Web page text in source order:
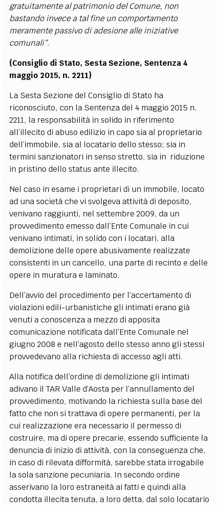
gratuitamente al patrimonio del Comune, non
bastando invece a tal fine un comportamento
meramente passivo di adesione alle iniziative
comunali”.
(Consiglio di Stato, Sesta Sezione, Sentenza 4
maggio 2015, n. 2211)
La Sesta Sezione del Consiglio di Stato ha
riconosciuto, con la Sentenza del 4 maggio 2015 n.
2211, la responsabilità in solido in riferimento
all’illecito di abuso edilizio in capo sia al proprietario
dell’immobile, sia al locatario dello stesso; sia in
termini sanzionatori in senso stretto, sia in riduzione
in pristino dello status ante illecito.
Nel caso in esame i proprietari di un immobile, locato
ad una società che vi svolgeva attività di deposito,
venivano raggiunti, nel settembre 2009, da un
provvedimento emesso dall’Ente Comunale in cui
venivano intimati, in solido con i locatari, alla
demolizione delle opere abusivamente realizzate
consistenti in un cancello, una parte di recinto e delle
opere in muratura e laminato.
Dell’avvio del procedimento per l’accertamento di
violazioni edili-urbanistiche gli intimati erano già
venuti a conoscenza a mezzo di apposita
comunicazione notificata dall’Ente Comunale nel
giugno 2008 e nell’agosto dello stesso anno gli stessi
provvedevano alla richiesta di accesso agli atti.
Alla notifica dell’ordine di demolizione gli intimati
adivano il TAR Valle d’Aosta per l’annullamento del
provvedimento, motivando la richiesta sulla base del
fatto che non si trattava di opere permanenti, per la
cui realizzazione era necessario il permesso di
costruire, ma di opere precarie, essendo sufficiente la
denuncia di inizio di attività, con la conseguenza che,
in caso di rilevata difformità, sarebbe stata irrogabile
la sola sanzione pecuniaria. In secondo ordine
asserivano la loro estraneità ai fatti e quindi alla
condotta illecita tenuta, a loro detta, dal solo locatario